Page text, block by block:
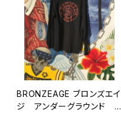
BRONZEAGE ブロンズエイ
ジ アンダーグラウンド U